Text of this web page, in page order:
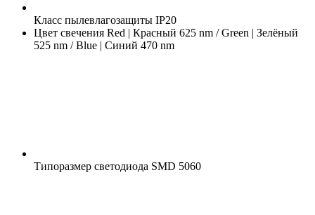
Класс пылевлагозащиты IP20
Цвет свечения Red | Красный 625 nm / Green | Зелёный
525 nm / Blue | Синий 470 nm
Типоразмер светодиода SMD 5060